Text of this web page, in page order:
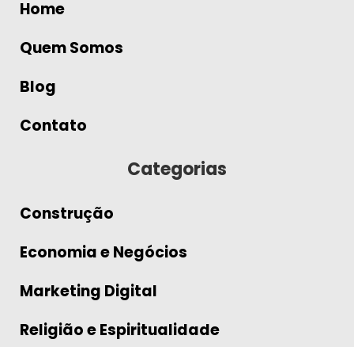
Home
Quem Somos
Blog
Contato
Categorias
Construção
Economia e Negócios
Marketing Digital
Religião e Espiritualidade